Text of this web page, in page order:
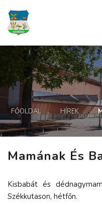
FŐOLDAL HÍREK
Mamának És
Kisbabát és
Székkutason, hétfőn.